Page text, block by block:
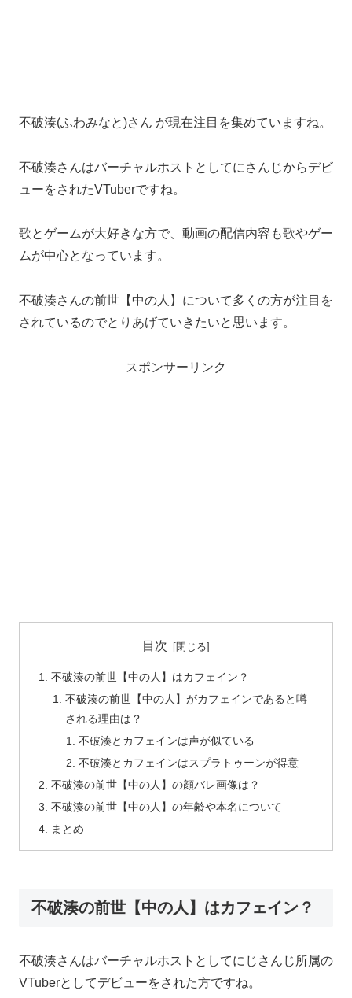
不破湊(ふわみなと)さん が現在注目を集めていますね。
不破湊さんはバーチャルホストとしてにさんじからデビ
ューをされたVTuberですね。
歌とゲームが大好きな方で、動画の配信内容も歌やゲー
ムが中心となっています。
不破湊さんの前世【中の人】について多くの方が注目を
されているのでとりあげていきたいと思います。
スポンサーリンク
目次
不破湊の前世【中の人】はカフェイン？
不破湊の前世【中の人】がカフェインであると噂
される理由は？
不破湊とカフェインは声が似ている
不破湊とカフェインはスプラトゥーンが得意
不破湊の前世【中の人】の顔バレ画像は？
不破湊の前世【中の人】の年齢や本名について
まとめ
不破湊の前世【中の人】はカフェイン？
不破湊さんはバーチャルホストとしてにじさんじ所属の
VTuberとしてデビューをされた方ですね。